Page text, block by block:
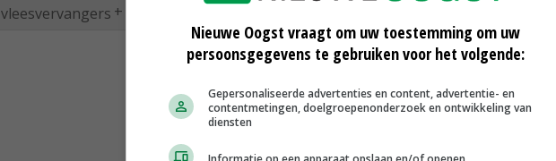
vleesvervangers
Nieuwe Oogst vraagt om uw toestemming om uw
persoonsgegevens te gebruiken voor het volgende:
Gepersonaliseerde advertenties en content, advertentie- en
contentmetingen, doelgroepenonderzoek en ontwikkeling van
diensten